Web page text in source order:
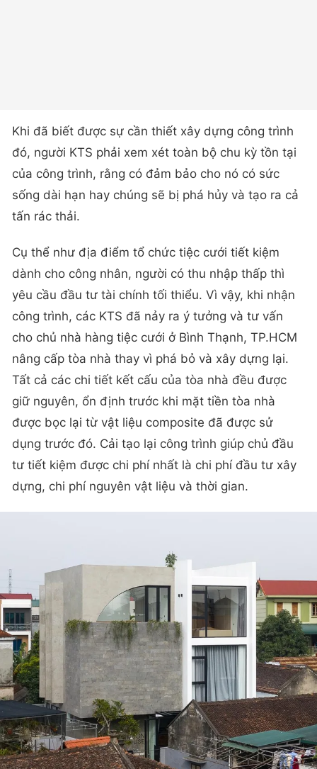
Khi đã biết được sự cần thiết xây dựng công trình
đó, người KTS phải xem xét toàn bộ chu kỳ tồn tại
của công trình, rằng có đảm bảo cho nó có sức
sống dài hạn hay chúng sẽ bị phá hủy và tạo ra cả
tấn rác thải.
Cụ thể như địa điểm tổ chức tiệc cưới tiết kiệm
dành cho công nhân, người có thu nhập thấp thì
yêu cầu đầu tư tài chính tối thiểu. Vì vậy, khi nhận
công trình, các KTS đã nảy ra ý tưởng và tư vấn
cho chủ nhà hàng tiệc cưới ở Bình Thạnh, TP.HCM
nâng cấp tòa nhà thay vì phá bỏ và xây dựng lại.
Tất cả các chi tiết kết cấu của tòa nhà đều được
giữ nguyên, ổn định trước khi mặt tiền tòa nhà
được bọc lại từ vật liệu composite đã được sử
dụng trước đó. Cải tạo lại công trình giúp chủ đầu
tư tiết kiệm được chi phí nhất là chi phí đầu tư xây
dựng, chi phí nguyên vật liệu và thời gian.